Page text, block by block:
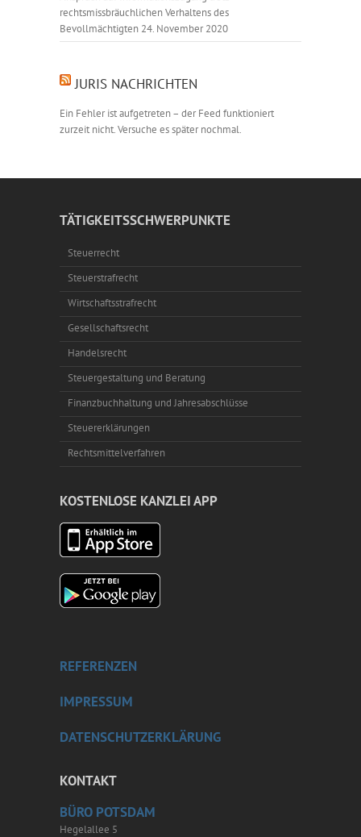
rechtsmissbräuchlichen Verhaltens des
Bevollmächtigten 24. November 2020
JURIS NACHRICHTEN
Ein Fehler ist aufgetreten – der Feed funktioniert
zurzeit nicht. Versuche es später nochmal.
TÄTIGKEITSSCHWERPUNKTE
Steuerrecht
Steuerstrafrecht
Wirtschaftsstrafrecht
Gesellschaftsrecht
Handelsrecht
Steuergestaltung und Beratung
Finanzbuchhaltung und Jahresabschlüsse
Steuererklärungen
Rechtsmittelverfahren
KOSTENLOSE KANZLEI APP
REFERENZEN
IMPRESSUM
DATENSCHUTZERKLÄRUNG
KONTAKT
BÜRO POTSDAM
Hegelallee 5